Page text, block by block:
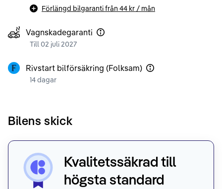
Förlängd bilgaranti från 44 kr / mån
Vagnskadegaranti
Till 02 juli 2027
Rivstart bilförsäkring (Folksam)
14 dagar
Bilens skick
Kvalitetssäkrad till
högsta standard